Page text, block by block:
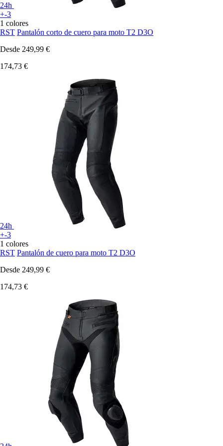
24h
+-3
1 colores
RST Pantalón corto de cuero para moto T2 D3O
Desde 249,99 €
174,73 €
24h
+-3
1 colores
RST Pantalón de cuero para moto T2 D3O
Desde 249,99 €
174,73 €